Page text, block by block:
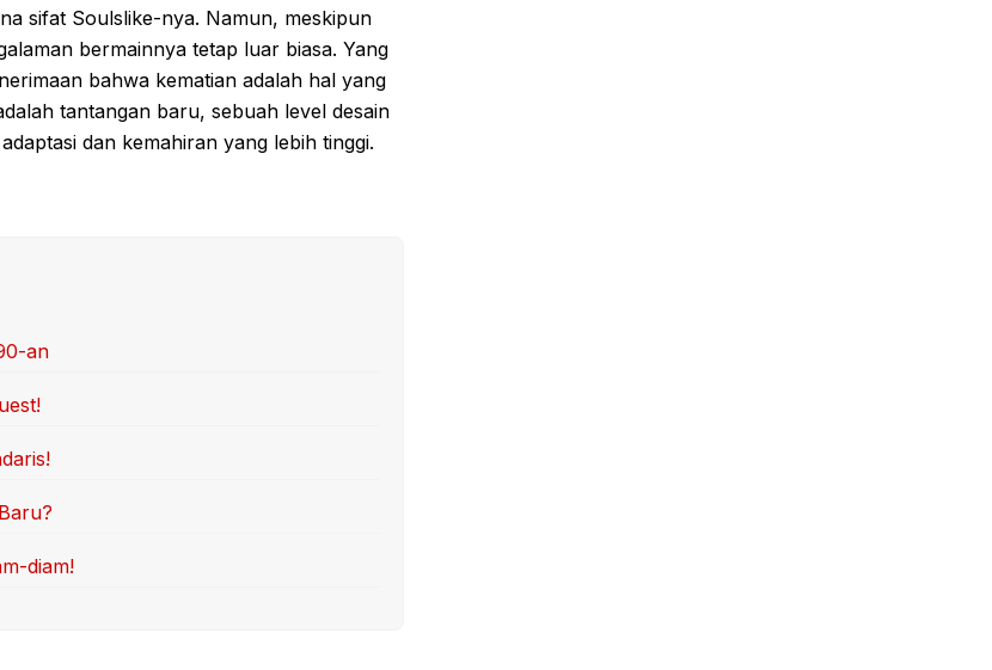
sifat Soulslike-nya. Namun, meskipun
bermainnya tetap luar biasa. Yang
bahwa kematian adalah hal yang
tantangan baru, sebuah level desain
dan kemahiran yang lebih tinggi.
an
diam!